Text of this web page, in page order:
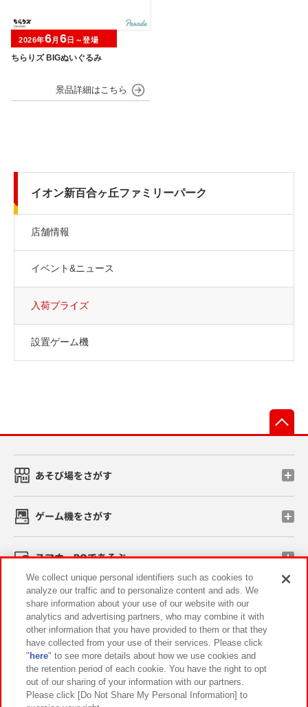
ちらりズ BIGぬいぐるみ
2026年6月 6日～登場
イオン新百合ヶ丘ファミリーパーク
店舗情報
イベント&ニュース
入荷プライズ
設置ゲーム機
あそび場をさがす
ゲーム機をさがす
スマホ・PCであそぶ
イベント・キャンペーン
関連会社 サステナビリティ サイトポリシー
プライバシーポリシー ウェブアクセシビリティ方針と検証結果
We collect unique personal identifiers such as cookies to
analyze our traffic and to personalize content and ads. We
share information about your use of our website with our
analytics and advertising partners, who may combine it with
other information that you have provided to them or that they
have collected from your use of their services. Please click
" here" to see more details about how we use cookies and
the retention period of each cookie. You have the right to opt
out of our sharing of your information with our partners.
Please click [Do Not Share My Personal Information] to